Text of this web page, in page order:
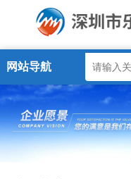
网站导航